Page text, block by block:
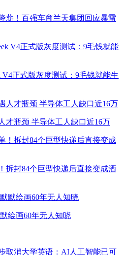
薪！百强车商兰天集团回应暴雷
V4正式版灰度测试：9毛钱就能生
才瓶颈 半导体工人缺口近16万
拆封84个巨型快递后直接变成酒
绘画60年无人知晓